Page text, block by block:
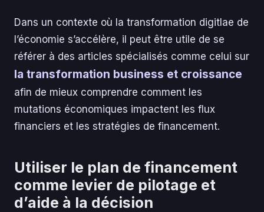
Dans un contexte où la transformation digitlae de
l’économie s’accélère, il peut être utile de se
référer à des articles spécialisés comme celui sur
la transformation business et croissance
afin de mieux comprendre comment les
mutations économiques impactent les flux
financiers et les stratégies de financement.
Utiliser le plan de financement
comme levier de pilotage et
d’aide à la décision